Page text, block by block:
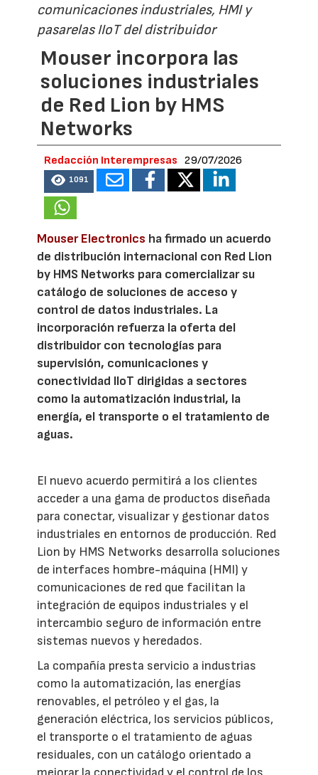
comunicaciones industriales, HMI y
pasarelas IIoT del distribuidor
Mouser incorpora las
soluciones industriales
de Red Lion by HMS
Networks
Redacción Interempresas 29/07/2026
1091
Mouser Electronics ha firmado un acuerdo
de distribución internacional con Red Lion
by HMS Networks para comercializar su
catálogo de soluciones de acceso y
control de datos industriales. La
incorporación refuerza la oferta del
distribuidor con tecnologías para
supervisión, comunicaciones y
conectividad IIoT dirigidas a sectores
como la automatización industrial, la
energía, el transporte o el tratamiento de
aguas.
El nuevo acuerdo permitirá a los clientes
acceder a una gama de productos diseñada
para conectar, visualizar y gestionar datos
industriales en entornos de producción. Red
Lion by HMS Networks desarrolla soluciones
de interfaces hombre-máquina (HMI) y
comunicaciones de red que facilitan la
integración de equipos industriales y el
intercambio seguro de información entre
sistemas nuevos y heredados.
La compañía presta servicio a industrias
como la automatización, las energías
renovables, el petróleo y el gas, la
generación eléctrica, los servicios públicos,
el transporte o el tratamiento de aguas
residuales, con un catálogo orientado a